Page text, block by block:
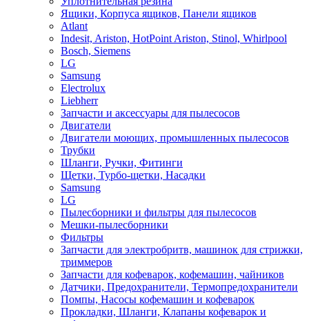
Ящики, Корпуса ящиков, Панели ящиков
Atlant
Indesit, Ariston, HotPoint Ariston, Stinol, Whirlpool
Bosch, Siemens
LG
Samsung
Electrolux
Liebherr
Запчасти и аксессуары для пылесосов
Двигатели
Двигатели моющих, промышленных пылесосов
Трубки
Шланги, Ручки, Фитинги
Щетки, Турбо-щетки, Насадки
Samsung
LG
Пылесборники и фильтры для пылесосов
Мешки-пылесборники
Фильтры
Запчасти для электробритв, машинок для стрижки,
триммеров
Запчасти для кофеварок, кофемашин, чайников
Датчики, Предохранители, Термопредохранители
Помпы, Насосы кофемашин и кофеварок
Прокладки, Шланги, Клапаны кофеварок и